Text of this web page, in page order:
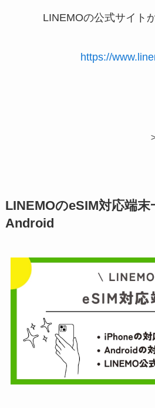
LINEMOの公式サイト
https://
LINEMOのeSIM対応端末
Android